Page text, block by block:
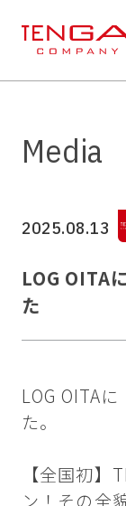
Media
2025.08.13
LOG OITA
た
LOG OITA
た。
【全国初】